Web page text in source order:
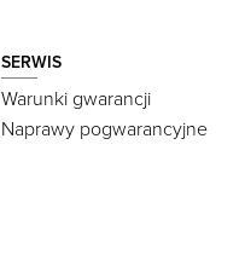
SERWIS
Warunki gwarancji
Naprawy pogwarancyjne